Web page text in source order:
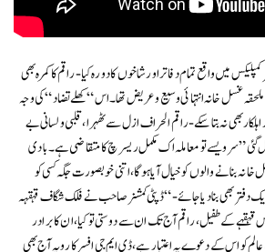
میں واقع تمام دفاتر اور شاخوں کا دورہ کیا-راقم کا کمرہ بھی
ملحقہ غسل خانہ انتہائی وسیع و عریض تھا۔اس “کھلے تضاد “کی وجہ
بھی نہ بتا سکے-راقم الحراف ازل سے ٹھہرا ، قلبی ولسانی بے
گئی ” سر ویسے تو معاملہ اک مکمل ریسرچ کا متقاضی ہے۔بادی
بنانے والوں کو خیال آیا ہو گا،اتنی خوبصورت جگہ کسی کو
دفتر بھی بنا دیا جائے-“ڈپٹی کمشنر صاحب نے فلک شگاف قہقہہ
قہقہے کے طفیل، راقم آج تک ان سے دوستی تو کیا ،ان کا برادر
کو اس کے دعوے پہ اعتبار ہے، ڈی ایم جی افسر کا رویہ آج بھی